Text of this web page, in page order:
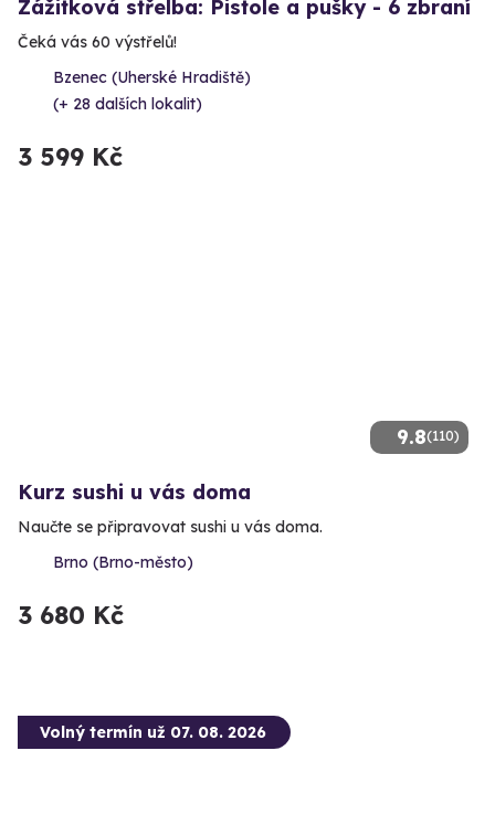
Zážitková střelba: Pistole a pušky - 6 zbraní
Čeká vás 60 výstřelů!
Bzenec (Uherské Hradiště)
(+ 28 dalších lokalit)
3 599 Kč
9.8(110)
Kurz sushi u vás doma
Naučte se připravovat sushi u vás doma.
Brno (Brno-město)
3 680 Kč
Volný termín už 07. 08. 2026